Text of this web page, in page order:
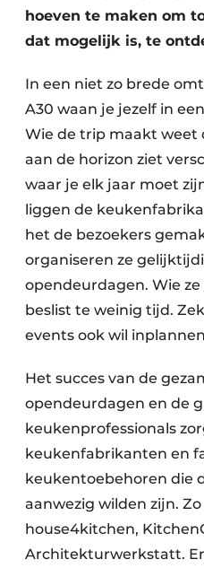
hoeven te maken om
dat mogelijk is, te
In een niet zo brede
A30 waan je jezelf in
Wie de trip maakt weet
aan de horizon ziet
waar je elk jaar moet
liggen de
het de bezoekers
organiseren ze
opendeurdagen. Wie
beslist te weinig tijd.
events ook wil
Het succes van de
opendeurdagen en de
keukenprofessionals
keukenfabrikanten en
keukentoebehoren die
aanwezig wilden zijn.
house4kitchen,
Architekturwerkstatt.